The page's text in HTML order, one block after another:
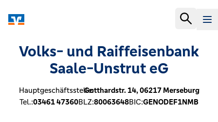
Volks- und Raiffeisenbank
Saale-Unstrut eG
Hauptgeschäftsstelle:Gotthardstr. 14,06217Merseburg
Tel.:03461 47360BLZ:80063648BIC:GENODEF1NMB